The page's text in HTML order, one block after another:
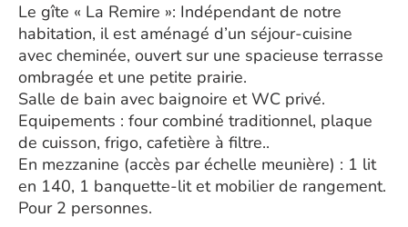
Le gîte « La Remire »: Indépendant de notre
habitation, il est aménagé d’un séjour-cuisine
avec cheminée, ouvert sur une spacieuse terrasse
ombragée et une petite prairie.
Salle de bain avec baignoire et WC privé.
Equipements : four combiné traditionnel, plaque
de cuisson, frigo, cafetière à filtre..
En mezzanine (accès par échelle meunière) : 1 lit
en 140, 1 banquette-lit et mobilier de rangement.
Pour 2 personnes.